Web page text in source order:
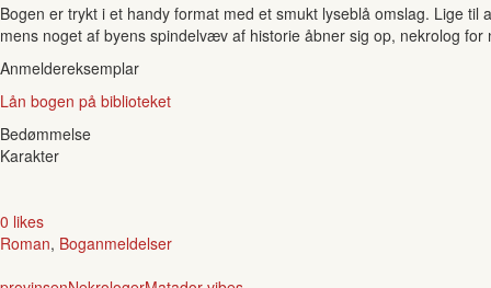
Bogen er trykt i et handy format med et smukt lyseblå omslag. Lige
mens noget af byens spindelvæv af historie åbner sig op, nekrolog for
Anmeldereksemplar
Lån bogen på biblioteket
Bedømmelse
Karakter
0 likes
Roman, Boganmeldelser